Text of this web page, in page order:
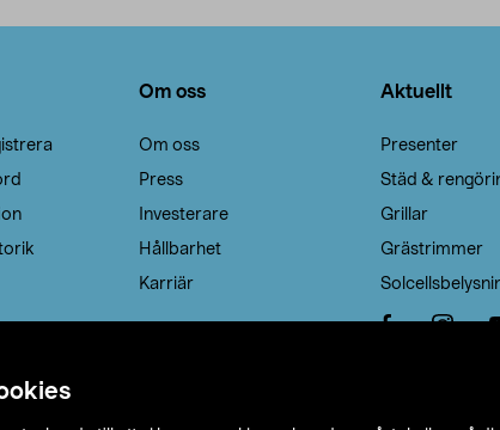
Om oss
Om oss
Press
Investerare
Hållbarhet
Karriär
Aktuellt
Presenter
Städ &
Grillar
Grästrimmer